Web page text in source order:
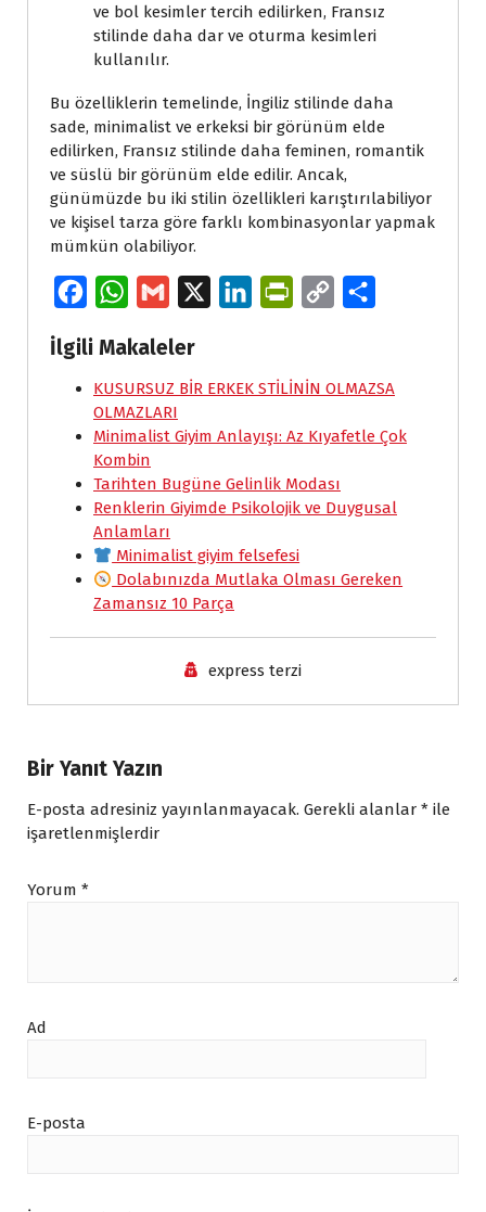
ve bol kesimler tercih edilirken, Fransız
stilinde daha dar ve oturma kesimleri
kullanılır.
Bu özelliklerin temelinde, İngiliz stilinde daha
sade, minimalist ve erkeksi bir görünüm elde
edilirken, Fransız stilinde daha feminen, romantik
ve süslü bir görünüm elde edilir. Ancak,
günümüzde bu iki stilin özellikleri karıştırılabiliyor
ve kişisel tarza göre farklı kombinasyonlar yapmak
mümkün olabiliyor.
c
e
b
o
o
k
W
a
t
s
A
p
p
a
i
l
k
I
n
n
r
i
e
n
y
y
n
k
r
İlgili Makaleler
KUSURSUZ BİR ERKEK STİLİNİN OLMAZSA
OLMAZLARI
Minimalist Giyim Anlayışı: Az Kıyafetle Çok
Kombin
Tarihten Bugüne Gelinlik Modası
Renklerin Giyimde Psikolojik ve Duygusal
Anlamları
Minimalist giyim felsefesi
Dolabınızda Mutlaka Olması Gereken
Zamansız 10 Parça
express terzi
Bir Yanıt Yazın
E-posta adresiniz yayınlanmayacak. Gerekli alanlar * ile
işaretlenmişlerdir
Yorum *
Ad
E-posta